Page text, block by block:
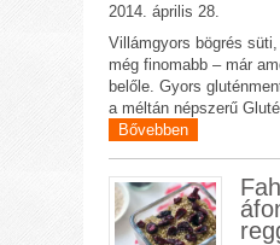
2014. április 28.
Villámgyors bögrés
még finomabb – már
belőle. Gyors
a méltán népszerű
Bővebben